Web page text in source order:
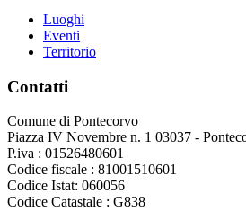
Luoghi
Eventi
Territorio
Contatti
Comune di Pontecorvo
Piazza IV Novembre n. 1 03037 -
P.iva : 01526480601
Codice fiscale : 81001510601
Codice Istat: 060056
Codice Catastale : G838